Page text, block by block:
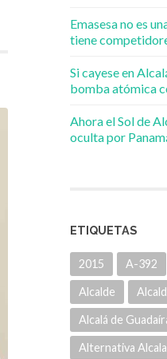
Emasesa no es
tiene
Si cayese en
bomba atómica
Ahora el Sol de
oculta por
ETIQUETAS
2015 A-392
Alcalde
Alcalá de
Alternativa